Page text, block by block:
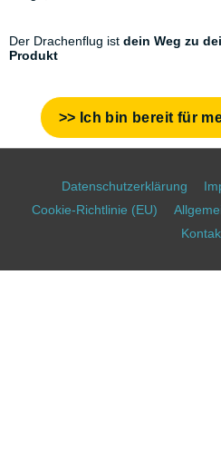
Der Drachenflug ist dein Weg zu
Produkt
>> Ich bin bereit für
Datenschutzerklärung
Cookie-Richtlinie (EU)